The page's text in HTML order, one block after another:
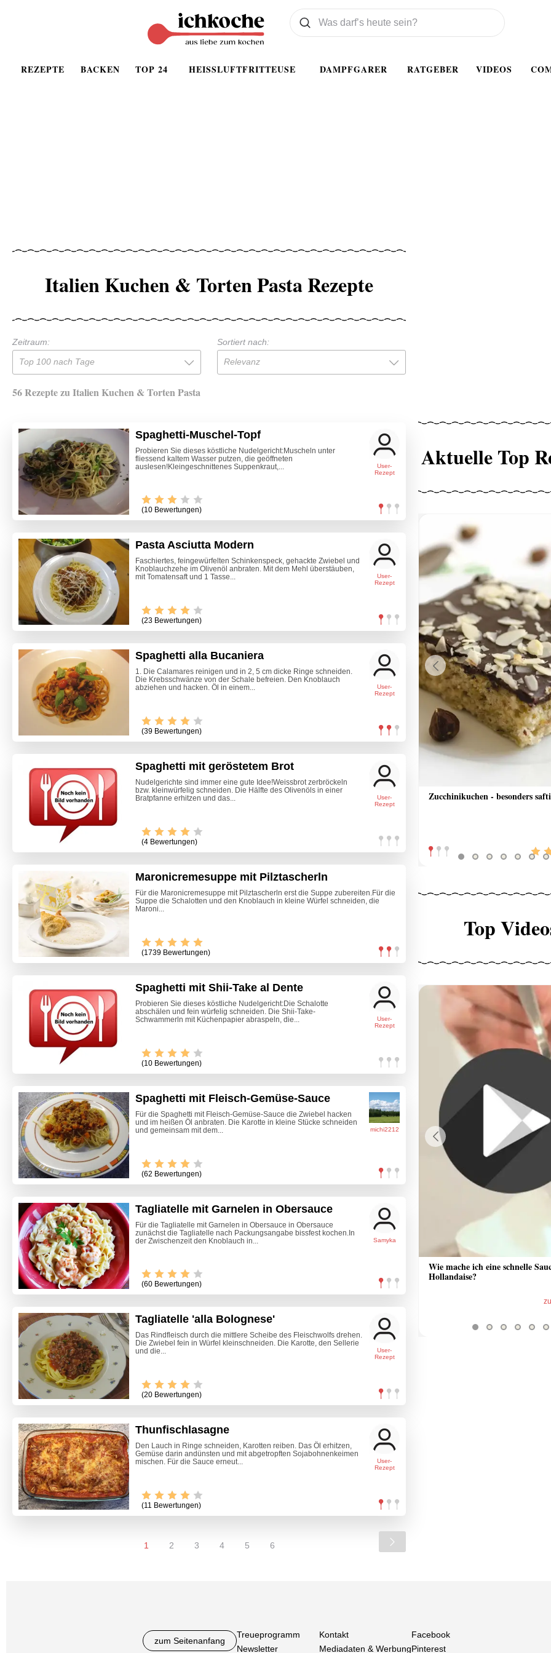
REZEPTE BACKEN TOP 24 HEISSLUFTFRITTEUSE DAMPFGARER RATGEBER VIDEOS
Was wollen Sie suchen
Suchen
Italien Kuchen & Torten Pasta Rezepte
Zeitraum:
Top 100 nach Tage
Sortiert nach:
Relevanz
56 Rezepte zu Italien Kuchen & Torten Pasta
User-
Rezept
Spaghetti-Muschel-Topf
Probieren Sie dieses köstliche Nudelgericht:Muscheln unter
fliessend kaltem Wasser putzen, die geöffneten
auslesen!Kleingeschnittenes Suppenkraut,...
(10 Bewertungen)
User-
Rezept
Pasta Asciutta Modern
Faschiertes, feingewürfelten Schinkenspeck, gehackte Zwiebel und
Knoblauchzehe im Olivenöl anbraten. Mit dem Mehl überstäuben,
mit Tomatensaft und 1 Tasse...
(23 Bewertungen)
User-
Rezept
Spaghetti alla Bucaniera
1. Die Calamares reinigen und in 2, 5 cm dicke Ringe schneiden.
Die Krebsschwänze von der Schale befreien. Den Knoblauch
abziehen und hacken. Öl in einem...
(39 Bewertungen)
User-
Rezept
Spaghetti mit geröstetem Brot
Nudelgerichte sind immer eine gute Idee!Weissbrot zerbröckeln
bzw. kleinwürfelig schneiden. Die Hälfte des Olivenöls in einer
Bratpfanne erhitzen und das...
(4 Bewertungen)
Maronicremesuppe mit Pilztascherln
Für die Maronicremesuppe mit Pilztascherln erst die Suppe zubereiten.Für die
Suppe die Schalotten und den Knoblauch in kleine Würfel schneiden, die
Maroni...
(1739 Bewertungen)
User-
Rezept
Spaghetti mit Shii-Take al Dente
Probieren Sie dieses köstliche Nudelgericht:Die Schalotte
abschälen und fein würfelig schneiden. Die Shii-Take-
Schwammerln mit Küchenpapier abraspeln, die...
(10 Bewertungen)
michi2212
Spaghetti mit Fleisch-Gemüse-Sauce
Für die Spaghetti mit Fleisch-Gemüse-Sauce die Zwiebel hacken
und im heißen Öl anbraten. Die Karotte in kleine Stücke schneiden
und gemeinsam mit dem...
(62 Bewertungen)
Samyka
Tagliatelle mit Garnelen in Obersauce
Für die Tagliatelle mit Garnelen in Obersauce in Obersauce
zunächst die Tagliatelle nach Packungsangabe bissfest kochen.In
der Zwischenzeit den Knoblauch in...
(60 Bewertungen)
User-
Rezept
Tagliatelle 'alla Bolognese'
Das Rindfleisch durch die mittlere Scheibe des Fleischwolfs drehen.
Die Zwiebel fein in Würfel kleinschneiden. Die Karotte, den Sellerie
und die...
(20 Bewertungen)
User-
Rezept
Thunfischlasagne
Den Lauch in Ringe schneiden, Karotten reiben. Das Öl erhitzen,
Gemüse darin andünsten und mit abgetropften Sojabohnenkeimen
mischen. Für die Sauce erneut...
(11 Bewertungen)
1 2 3 4 5 6
Aktuelle Top
Zucchinikuchen - besonders
Ofenkartoffel mit Schnittlauchsauce
Previous
Top
Wie mache ich eine schnelle
Hollandaise?
Previous
zum Seitenanfang
Treueprogramm
Newsletter
Kontakt
Mediadaten & Werbung
Facebook
Pinterest